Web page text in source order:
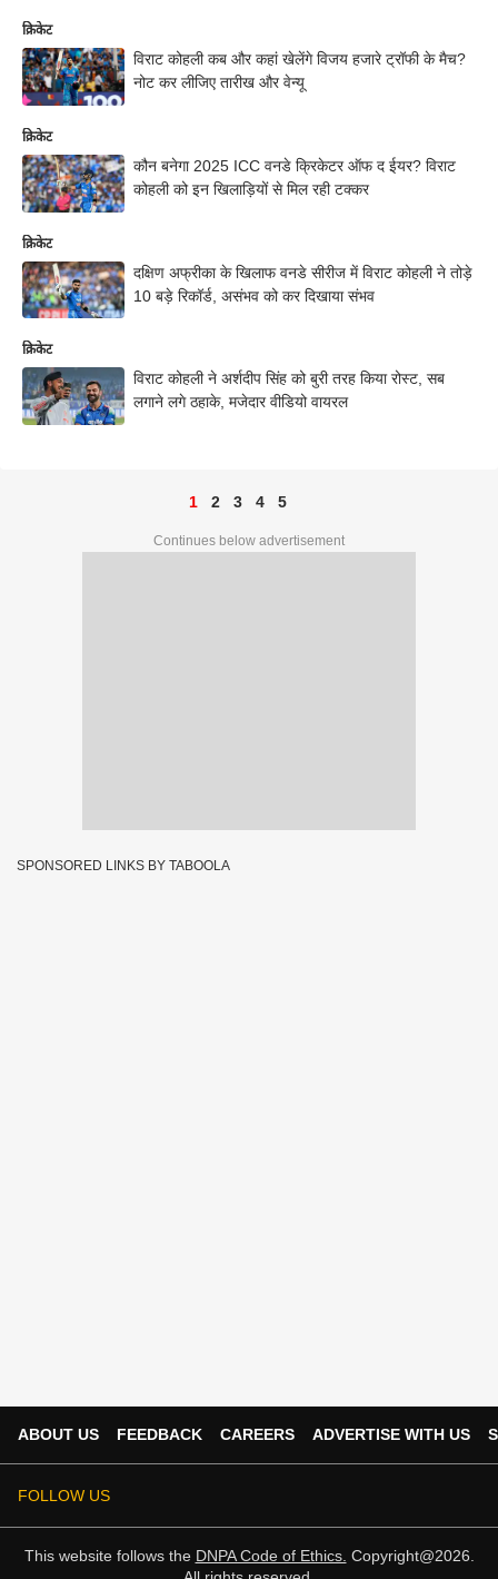
क्रिकेट
विराट कोहली कब और कहां खेलेंगे विजय हजारे ट्रॉफी के मैच?
नोट कर लीजिए तारीख और वेन्यू
क्रिकेट
कौन बनेगा 2025 ICC वनडे क्रिकेटर ऑफ द ईयर? विराट
कोहली को इन खिलाड़ियों से मिल रही टक्कर
क्रिकेट
दक्षिण अफ्रीका के खिलाफ वनडे सीरीज में विराट कोहली ने तोड़े
10 बड़े रिकॉर्ड, असंभव को कर दिखाया संभव
क्रिकेट
विराट कोहली ने अर्शदीप सिंह को बुरी तरह किया रोस्ट, सब
लगाने लगे ठहाके, मजेदार वीडियो वायरल
1 2 3 4 5
Continues below advertisement
SPONSORED LINKS BY TABOOLA
ABOUT US FEEDBACK CAREERS ADVERTISE WITH US
FOLLOW US
This website follows the DNPA Code of Ethics. Copyright@2026.